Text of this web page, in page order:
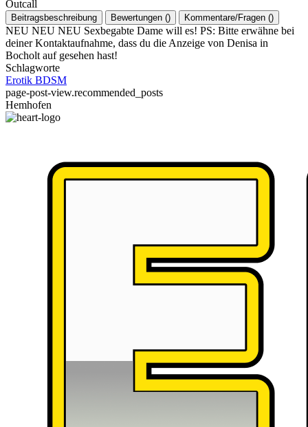
Outcall
Beitragsbeschreibung Bewertungen () Kommentare/Fragen ()
NEU NEU NEU Sexbegabte Dame will es! PS: Bitte erwähne bei
deiner Kontaktaufnahme, dass du die Anzeige von Denisa in
Bocholt auf gesehen hast!
Schlagworte
Erotik BDSM
page-post-view.recommended_posts
Hemhofen